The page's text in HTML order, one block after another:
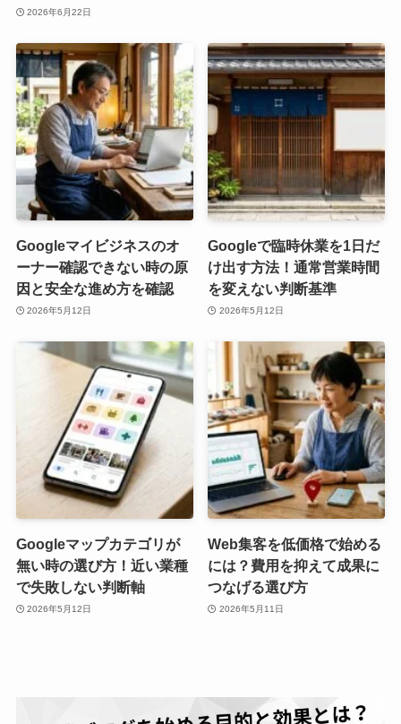
2026年6月22日
Googleマイビジネスのオ
ーナー確認できない時の原
因と安全な進め方を確認
2026年5月12日
Googleで臨時休業を1日だ
け出す方法！通常営業時間
を変えない判断基準
2026年5月12日
Googleマップカテゴリが
無い時の選び方！近い業種
で失敗しない判断軸
2026年5月12日
Web集客を低価格で始める
には？費用を抑えて成果に
つなげる選び方
2026年5月11日